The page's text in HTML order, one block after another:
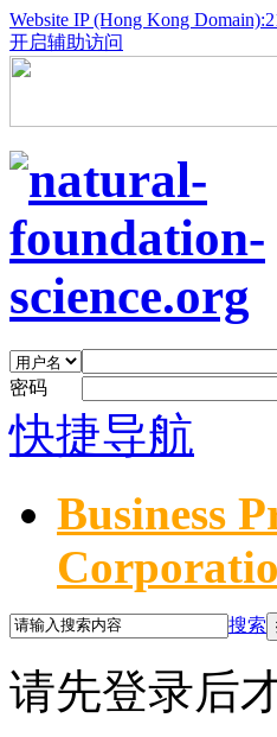
Website IP (Hong Kong
开启辅助访问
密码
快捷导航
Business
搜索
请先登录后